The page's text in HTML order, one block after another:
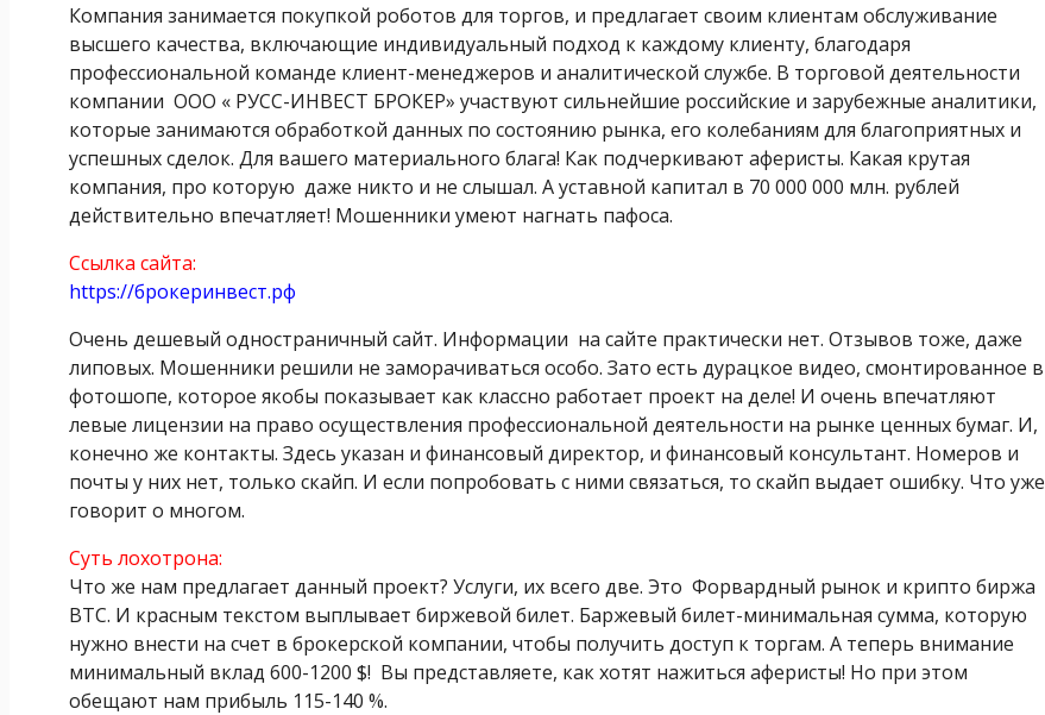
Компания занимается покупкой роботов для торгов, и предлагает своим клиентам обслуживание
высшего качества, включающие индивидуальный подход к каждому клиенту, благодаря
профессиональной команде клиент-менеджеров и аналитической службе. В торговой деятельности
компании ООО « РУСС-ИНВЕСТ БРОКЕР» участвуют сильнейшие российские и зарубежные аналитики,
которые занимаются обработкой данных по состоянию рынка, его колебаниям для благоприятных и
успешных сделок. Для вашего материального блага! Как подчеркивают аферисты. Какая крутая
компания, про которую даже никто и не слышал. А уставной капитал в 70 000 000 млн. рублей
действительно впечатляет! Мошенники умеют нагнать пафоса.
Ссылка сайта:
https://брокеринвест.рф
Очень дешевый одностраничный сайт. Информации на сайте практически нет. Отзывов тоже, даже
липовых. Мошенники решили не заморачиваться особо. Зато есть дурацкое видео, смонтированное в
фотошопе, которое якобы показывает как классно работает проект на деле! И очень впечатляют
левые лицензии на право осуществления профессиональной деятельности на рынке ценных бумаг. И,
конечно же контакты. Здесь указан и финансовый директор, и финансовый консультант. Номеров и
почты у них нет, только скайп. И если попробовать с ними связаться, то скайп выдает ошибку. Что уже
говорит о многом.
Суть лохотрона:
Что же нам предлагает данный проект? Услуги, их всего две. Это Форвардный рынок и крипто биржа
ВТС. И красным текстом выплывает биржевой билет. Баржевый билет-минимальная сумма, которую
нужно внести на счет в брокерской компании, чтобы получить доступ к торгам. А теперь внимание
минимальный вклад 600-1200 $! Вы представляете, как хотят нажиться аферисты! Но при этом
обещают нам прибыль 115-140 %.